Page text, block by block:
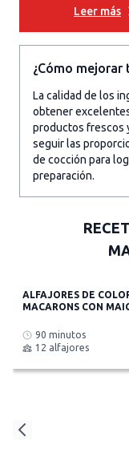
Leer más
¿Cómo
La calidad de los
obtener
productos frescos
seguir las
de cocción para
preparación.
ALFAJORES DE
MACARONS CON
90 minutos
12 alfajores